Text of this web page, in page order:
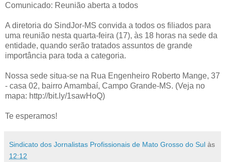
Comunicado: Reunião aberta a todos
A diretoria do SindJor-MS convida a todos os filiados para
uma reunião nesta quarta-feira (17), às 18 horas na sede da
entidade, quando serão tratados assuntos de grande
importância para toda a categoria.
Nossa sede situa-se na Rua Engenheiro Roberto Mange, 37
- casa 02, bairro Amambaí, Campo Grande-MS. (Veja no
mapa: http://bit.ly/1sawHoQ)
Te esperamos!
Sindicato dos Jornalistas Profissionais de Mato Grosso do Sul às
12:12